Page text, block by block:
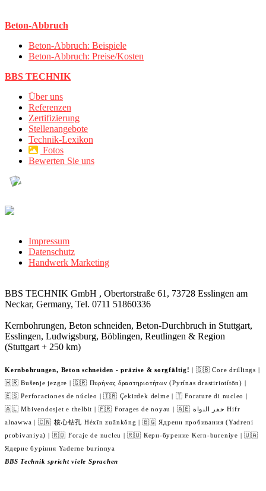
Beton-Abbruch
Beton-Abbruch: Beispiele
Beton-Abbruch: Preise/Kosten
BBS TECHNIK
Über uns
Referenzen
Zertifizierung
Stellenangebote
Technik-Lexikon
Fotos
Bewerten Sie uns
Impressum
Datenschutz
Handwerk Marketing
BBS TECHNIK GmbH , Obertorstraße 61, 73728 Esslingen am
Neckar, Germany, Tel. 0711 51860336
Kernbohrungen, Beton schneiden, Beton-Durchbruch in Stuttgart,
Esslingen, Ludwigsburg, Böblingen, Reutlingen & Region
(Stuttgart + 250 km)
Kernbohrungen, Beton schneiden - präzise & sorgfältig! | 🇬🇧 Core drillings |
🇭🇷 Bušenje jezgre | 🇬🇷 Πυρήνας δραστηριοτήτων (Pyrínas drastiriotítōn) |
🇪🇸 Perforaciones de núcleo | 🇹🇷 Çekirdek delme | 🇹 Forature di nucleo |
🇦🇱 Mbivendosjet e thelbit | 🇫🇷 Forages de noyau | 🇦🇪 حفر النواة Hifr
alnawwa | 🇨🇳 核心钻孔 Héxīn zuānkǒng | 🇧🇬 Ядрени пробивания (Yadreni
probivaniya) | 🇷🇴 Foraje de nucleu | 🇷🇺 Керн-бурение Kern-bureniye | 🇺🇦
Ядерне буріння Yaderne burinnya
BBS Technik spricht viele Sprachen